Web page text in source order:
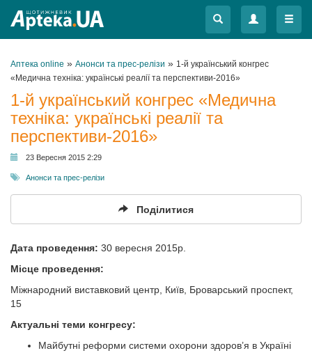
Меню
Меню
Аптека online » Анонси та прес-релізи » 1-й український конгрес
«Медична техніка: українські реалії та перспективи-2016»
1-й український конгрес «Медична
техніка: українські реалії та
перспективи-2016»
23 Вересня 2015 2:29
Анонси та прес-релізи
Поділитися
Дата проведення: 30 вересня 2015р.
Місце проведення:
Міжнародний виставковий центр, Київ, Броварський проспект,
15
Актуальні теми конгресу:
Майбутні реформи системи охорони здоров’я в Україні